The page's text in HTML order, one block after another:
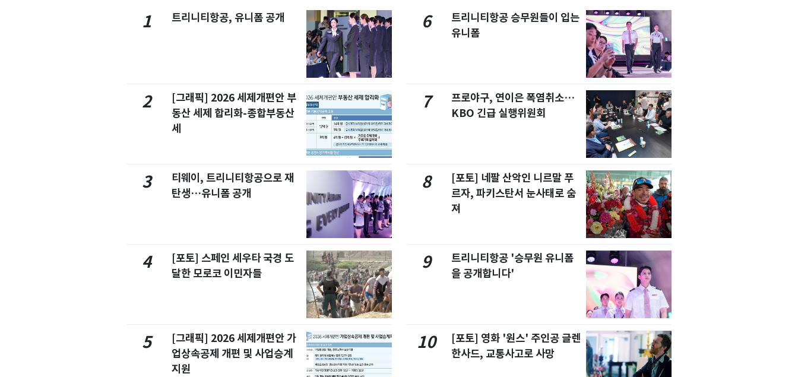
1 트리니티항공, 유니폼 공개
2
[그래픽] 2026 세제개편안 부
동산 세제 합리화-종합부동산
세
3
티웨이, 트리니티항공으로 재
탄생…유니폼 공개
4
[포토] 스페인 세우타 국경 도
달한 모로코 이민자들
5
[그래픽] 2026 세제개편안 가
업상속공제 개편 및 사업승계
지원
6
트리니티항공 승무원들이 입는
유니폼
7
프로야구, 연이은 폭염취소…
KBO 긴급 실행위원회
8
[포토] 네팔 산악인 니르말 푸
르자, 파키스탄서 눈사태로 숨
져
9
트리니티항공 '승무원 유니폼
을 공개합니다'
10
[포토] 영화 '원스' 주인공 글렌
한사드, 교통사고로 사망